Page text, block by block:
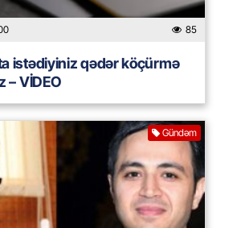
85
istədiyiniz qədər köçürmə
– VİDEO
Gündəm